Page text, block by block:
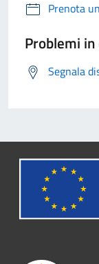
Prenota
Problemi
Segnala